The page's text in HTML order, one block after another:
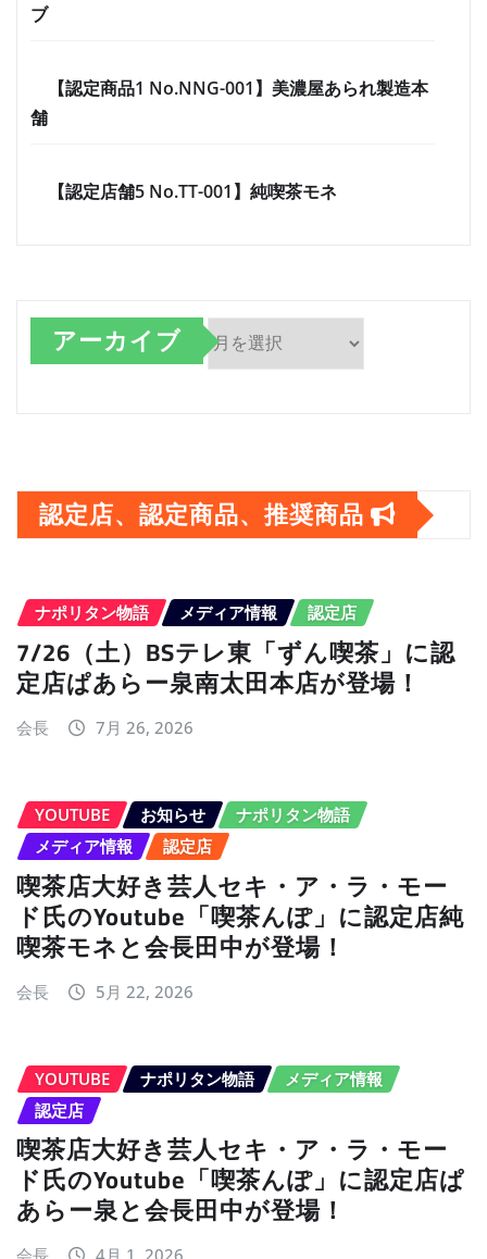
ブ
【認定商品1 No.NNG-001】美濃屋あられ製造本
舗
【認定店舗5 No.TT-001】純喫茶モネ
アーカイブ
イ
ブ
認定店、認定商品、推奨商品
ナポリタン物語 メディア情報 認定店
7/26（土）BSテレ東「ずん喫茶」に認
定店ぱあらー泉南太田本店が登場！
会長 7月 26, 2026
YOUTUBE お知らせ
ナポリタン物語
メディア情報
認定店
喫茶店大好き芸人セキ・ア・ラ・モー
ド氏のYoutube「喫茶んぽ」に認定店純
喫茶モネと会長田中が登場！
会長 5月 22, 2026
YOUTUBE ナポリタン物語
メディア情報
認定店
喫茶店大好き芸人セキ・ア・ラ・モー
ド氏のYoutube「喫茶んぽ」に認定店ぱ
あらー泉と会長田中が登場！